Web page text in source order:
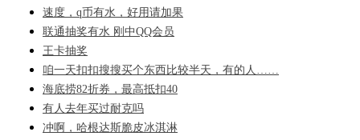
速度，q币有水，好用请加果
联通抽奖有水 刚中QQ会员
王卡抽奖
咱一天扣扣搜搜买个东西比较半天，有的人……
海底捞82折券，最高抵扣40
有人去年买过耐克吗
冲啊，哈根达斯脆皮冰淇淋